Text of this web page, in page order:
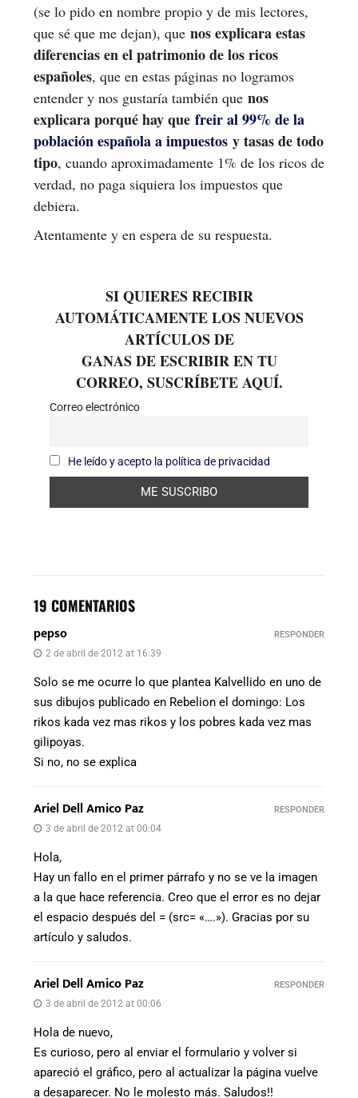
(se lo pido en nombre propio y de mis lectores,
que sé que me dejan), que nos explicara estas
diferencias en el patrimonio de los ricos
españoles, que en estas páginas no logramos
entender y nos gustaría también que nos
explicara porqué hay que freir al 99% de la
población española a impuestos y tasas de todo
tipo, cuando aproximadamente 1% de los ricos de
verdad, no paga siquiera los impuestos que
debiera.
Atentamente y en espera de su respuesta.
SI QUIERES RECIBIR
AUTOMÁTICAMENTE LOS NUEVOS
ARTÍCULOS DE
GANAS DE ESCRIBIR EN TU
CORREO, SUSCRÍBETE AQUÍ.
Correo electrónico
He leído y acepto la política de privacidad
19 COMENTARIOS
pepso
2 de abril de 2012 at 16:39
Solo se me ocurre lo que plantea Kalvellido en uno de
sus dibujos publicado en Rebelion el domingo: Los
rikos kada vez mas rikos y los pobres kada vez mas
gilipoyas.
Si no, no se explica
RESPONDER
Ariel Dell Amico Paz
3 de abril de 2012 at 00:04
Hola,
Hay un fallo en el primer párrafo y no se ve la imagen
a la que hace referencia. Creo que el error es no dejar
el espacio después del = (src= «….»). Gracias por su
artículo y saludos.
RESPONDER
Ariel Dell Amico Paz
3 de abril de 2012 at 00:06
Hola de nuevo,
Es curioso, pero al enviar el formulario y volver si
apareció el gráfico, pero al actualizar la página vuelve
a desaparecer. No le molesto más. Saludos!!
RESPONDER